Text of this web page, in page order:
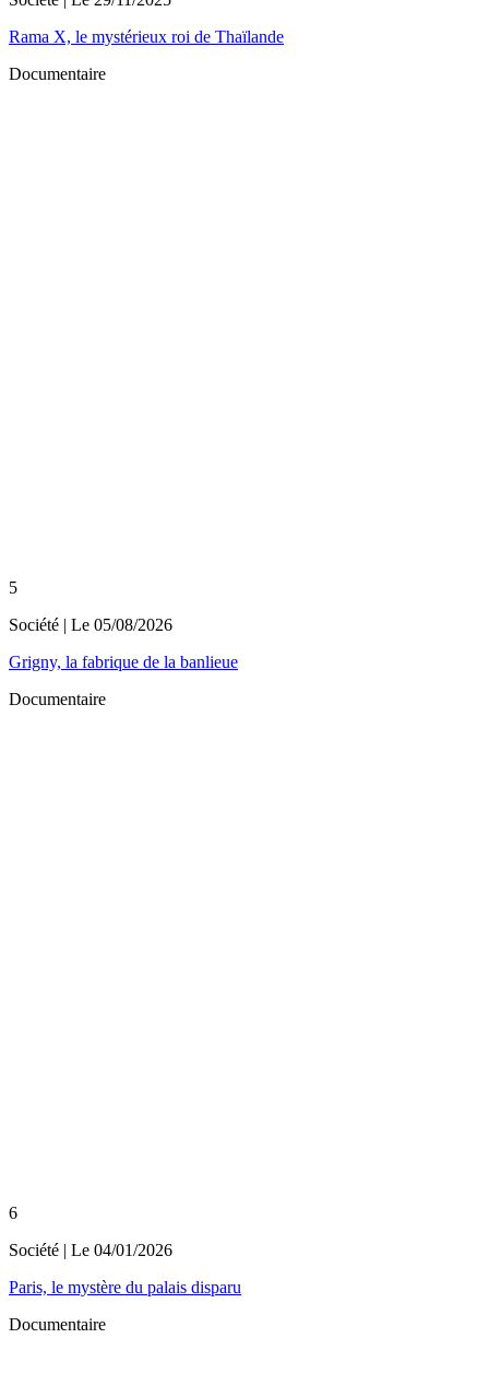
Rama X, le mystérieux roi de Thaïlande
Documentaire
5
Société | Le 05/08/2026
Grigny, la fabrique de la banlieue
Documentaire
6
Société | Le 04/01/2026
Paris, le mystère du palais disparu
Documentaire